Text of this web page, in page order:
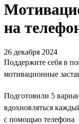
на
26 декабря 2024
Поддержите себя в
мотивационные
Подготовили 5
вдохновляться
с помощью телефона